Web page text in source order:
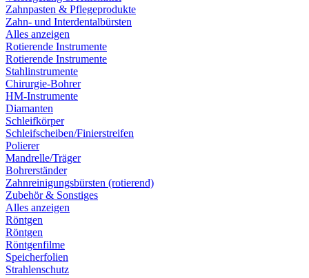
Zahnpasten & Pflegeprodukte
Zahn- und Interdentalbürsten
Alles anzeigen
Rotierende Instrumente
Rotierende Instrumente
Stahlinstrumente
Chirurgie-Bohrer
HM-Instrumente
Diamanten
Schleifkörper
Schleifscheiben/Finierstreifen
Polierer
Mandrelle/Träger
Bohrerständer
Zahnreinigungsbürsten (rotierend)
Zubehör & Sonstiges
Alles anzeigen
Röntgen
Röntgen
Röntgenfilme
Speicherfolien
Strahlenschutz